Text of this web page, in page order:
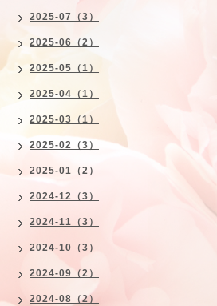
2025-07（3）
2025-06（2）
2025-05（1）
2025-04（1）
2025-03（1）
2025-02（3）
2025-01（2）
2024-12（3）
2024-11（3）
2024-10（3）
2024-09（2）
2024-08（2）